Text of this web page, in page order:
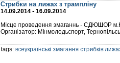
Стрибки на лижах з трампліну
14.09.2014 - 16.09.2014
Місце проведення змаганнь - СДЮШОР
Організатор: Мінмолодьспорт,
tags: всеукраїнські змагання стрибків